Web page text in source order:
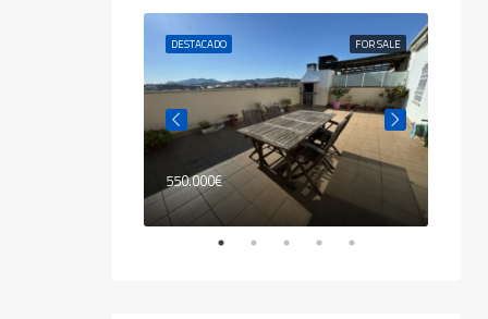
FOR SALE
DESTACADO
550.000€